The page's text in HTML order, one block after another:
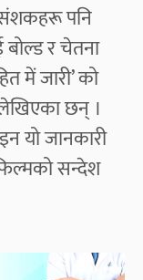
पनि
र चेतना
में जारी’ को
छन् ।
यो जानकारी
सन्देश